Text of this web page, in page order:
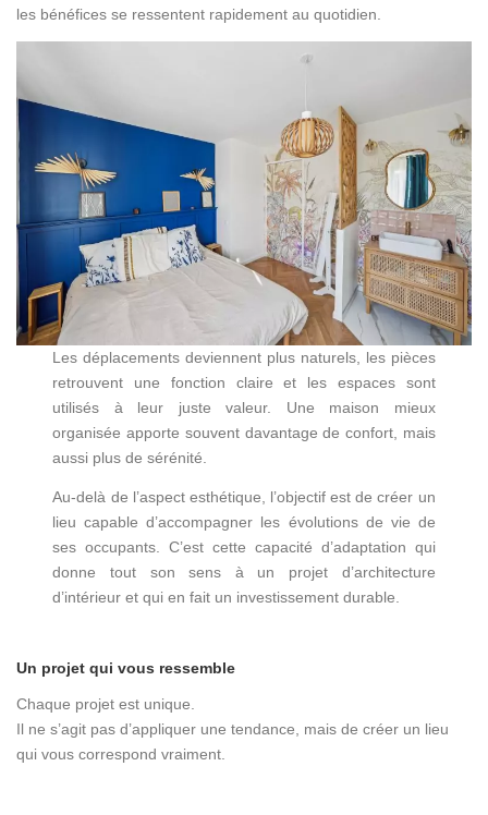
les bénéfices se ressentent rapidement au quotidien.
Les déplacements deviennent plus naturels, les pièces
retrouvent une fonction claire et les espaces sont
utilisés à leur juste valeur. Une maison mieux
organisée apporte souvent davantage de confort, mais
aussi plus de sérénité.
Au-delà de l’aspect esthétique, l’objectif est de créer un
lieu capable d’accompagner les évolutions de vie de
ses occupants. C’est cette capacité d’adaptation qui
donne tout son sens à un projet d’architecture
d’intérieur et qui en fait un investissement durable.
Un projet qui vous ressemble
Chaque projet est unique.
Il ne s’agit pas d’appliquer une tendance, mais de créer un lieu
qui vous correspond vraiment.